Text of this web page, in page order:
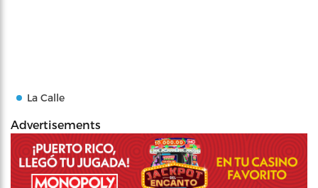
La Calle
Advertisements